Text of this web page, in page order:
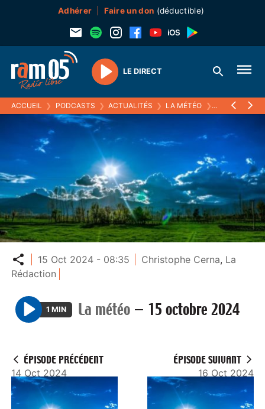
Adhérer Faire un don (déductible)
Play
LE DIRECT
ACCUEIL ❯ PODCASTS ❯ ACTUALITÉS ❯ LA MÉTÉO ❯ 15 OCTOBRE
Partager
15 Oct 2024 - 08:35 Christophe Cerna, La
Rédaction
P
y
1 MIN La météo — 15 octobre 2024
ÉPISODE PRÉCÉDENT
14 Oct 2024
ÉPISODE SUIVANT
16 Oct 2024